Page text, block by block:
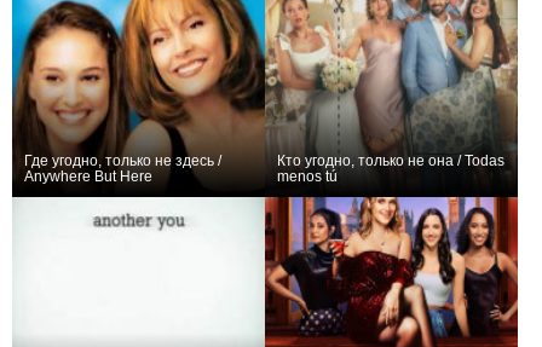
Где угодно, только не здесь /
Anywhere But Here
Кто угодно, только не она / Todas
menos tú